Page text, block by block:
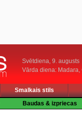
Svētdiena, 9. augusts
Vārda diena: Madara,
Smalkais stils
Baudas & izpriecas